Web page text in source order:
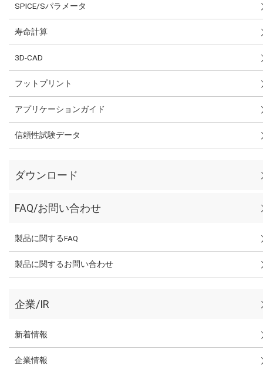
SPICE/Sパラメータ
寿命計算
3D-CAD
フットプリント
アプリケーションガイド
信頼性試験データ
ダウンロード
FAQ/お問い合わせ
製品に関するFAQ
製品に関するお問い合わせ
企業/IR
新着情報
企業情報